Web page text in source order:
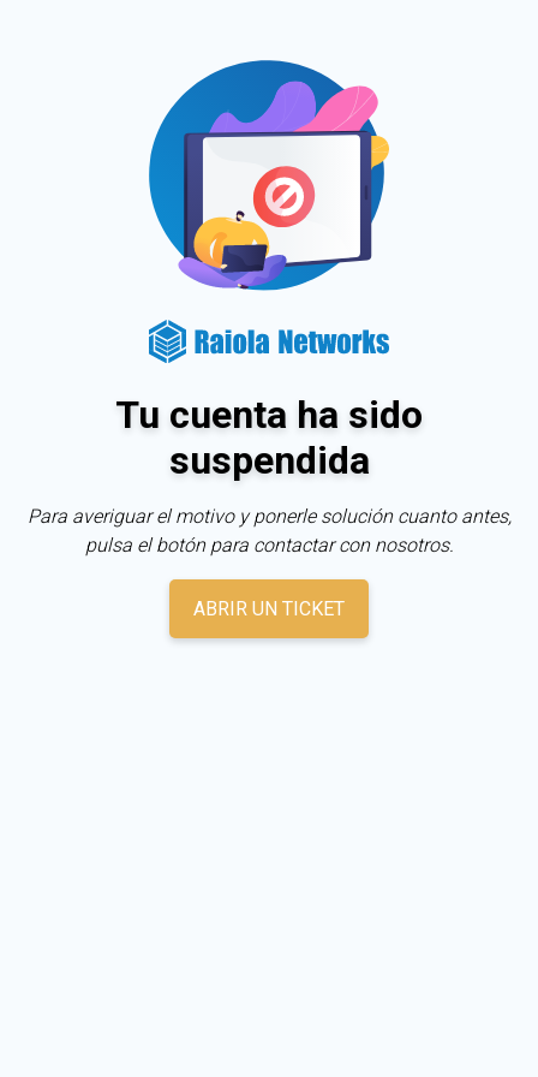
Tu cuenta ha sido
suspendida
Para averiguar el motivo y ponerle solución cuanto antes,
pulsa el botón para contactar con nosotros.
ABRIR UN TICKET